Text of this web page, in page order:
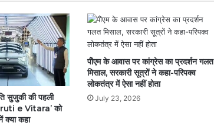
सुजुकी की पहली
e Vitara’ को
क्या कहा
पीेएम के आवास पर कांग्रेस का प्रदर्शन गलत
मिसाल, सरकारी सूत्रों ने कहा-परिपक्व
लोकतंत्र में ऐसा नहीं होता
July 23, 2026